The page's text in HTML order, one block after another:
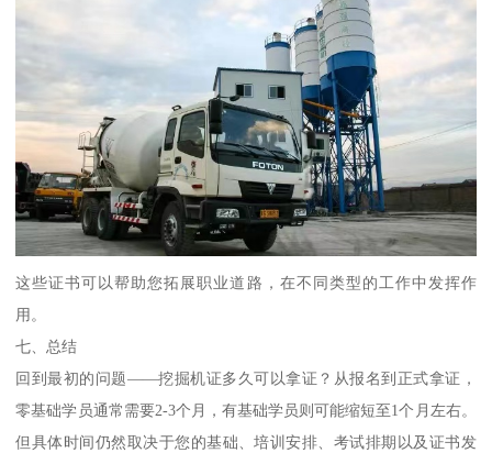
这些证书可以帮助您拓展职业道路，在不同类型的工作中发挥作
用。
七、总结
回到最初的问题——挖掘机证多久可以拿证？从报名到正式拿证，
零基础学员通常需要2-3个月，有基础学员则可能缩短至1个月左右。
但具体时间仍然取决于您的基础、培训安排、考试排期以及证书发